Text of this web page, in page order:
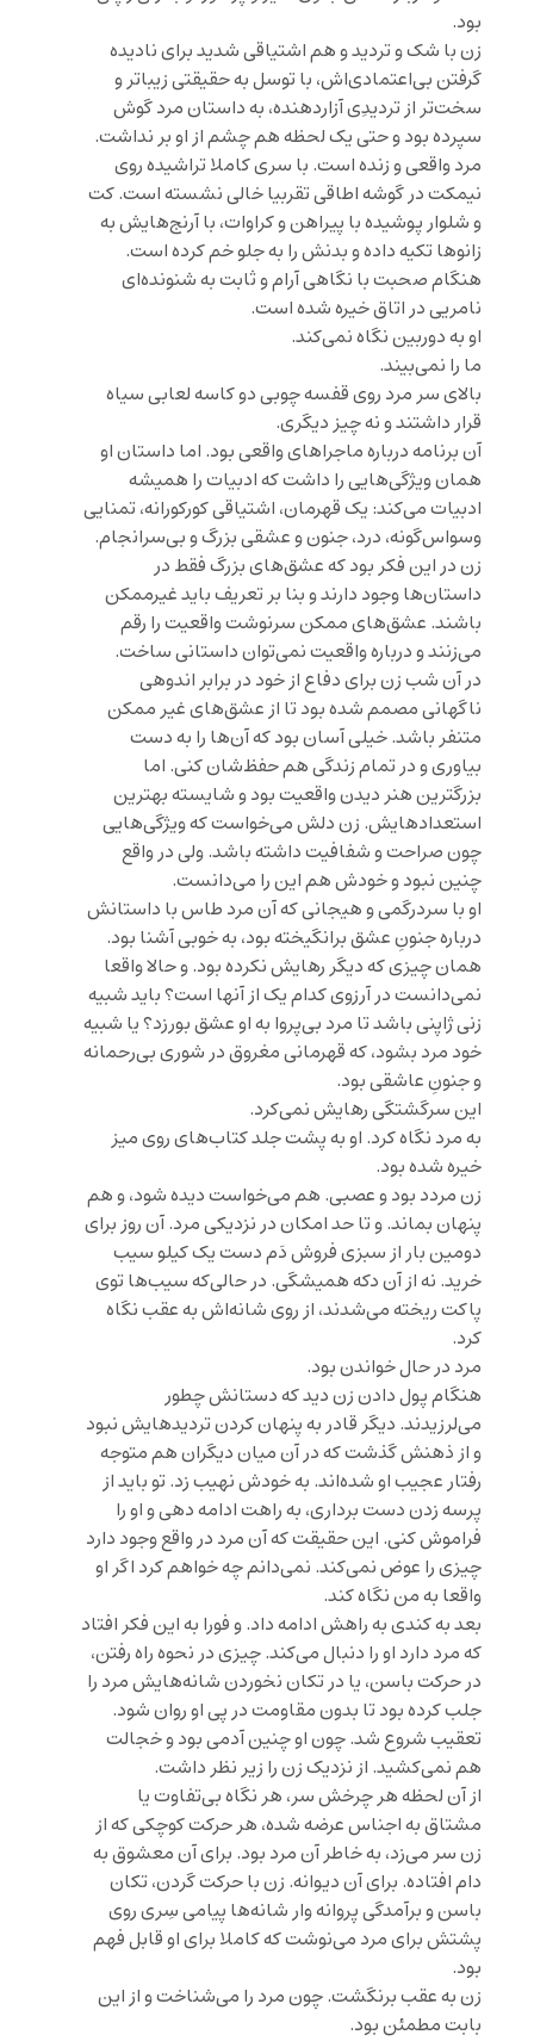
بود.
زن با شک و تردید و هم اشتیاقی شدید برای نادیده
گرفتن بی‌اعتمادی‌اش، با توسل به حقیقتی زیباتر و
سخت‌تر از تردیدِی آزاردهنده، به داستان مرد گوش
سپرده بود و حتی یک لحظه هم چشم از او بر نداشت.
مرد واقعی و زنده است. با سری کاملا تراشیده روی
نیمکت در گوشه اطاقی تقربیا خالی نشسته است. کت
و شلوار پوشیده با پیراهن و کراوات، با آرنج‌هایش به
زانوها تکیه داده و بدنش را به جلو خم کرده است.
هنگام صحبت با نگاهی آرام و ثابت به شنونده‌ای
نامریی در اتاق خیره شده است.
او به دوربین نگاه نمی‌کند.
ما را نمی‌بیند.
بالای سر مرد روی قفسه چوبی دو کاسه لعابی سیاه
قرار داشتند و نه چیز دیگری.
آن برنامه درباره ماجراهای واقعی بود. اما داستان او
همان ویژگی‌هایی را داشت که ادبیات را همیشه
ادبیات می‌کند: یک قهرمان، اشتیاقی کورکورانه، تمنایی
وسواس‌گونه، درد، جنون و عشقی بزرگ و بی‌سرانجام.
زن در این فکر بود که عشق‌های بزرگ فقط در
داستان‌ها وجود دارند و بنا بر تعریف باید غیرممکن
باشند. عشق‌های ممکن سرنوشت واقعیت را رقم
می‌زنند و درباره واقعیت نمی‌توان داستانی ساخت.
در آن شب زن برای دفاع از خود در برابر اندوهی
ناگهانی مصمم شده بود تا از عشق‌های غیر ممکن
متنفر باشد. خیلی آسان بود که آن‌ها را به دست
بیاوری و در تمام زندگی هم حفظ‌شان کنی. اما
بزرگترین هنر دیدن واقعیت بود و شایسته بهترین
استعدادهایش. زن دلش می‌خواست که ویژگی‌هایی
چون صراحت و شفافیت داشته باشد. ولی در واقع
چنین نبود و خودش هم این را می‌دانست.
او با سردرگمی و هیجانی که آن مرد طاس با داستانش
درباره جنونِ عشق برانگیخته بود، به خوبی آشنا بود.
همان چیزی که دیگر رهایش نکرده بود. و حالا واقعا
نمی‌دانست در آرزوی کدام یک از آنها است؟ باید شبیه
زنی ژاپنی باشد تا مرد بی‌پروا به او عشق بورزد؟ یا شبیه
خود مرد بشود، که قهرمانی مغروق در شوری بی‌رحمانه
و جنونِ عاشقی بود.
این سرگشتگی رهایش نمی‌کرد.
به مرد نگاه کرد. او به پشت جلد کتاب‌های روی میز
خیره شده بود.
زن مردد بود و عصبی. هم می‌خواست دیده شود، و هم
پنهان بماند. و تا حد امکان در نزدیکی مرد. آن روز برای
دومین بار از سبزی فروش دَم دست یک کیلو سیب
خرید. نه از آن دکه همیشگی. در حالی‌که سیب‌ها توی
پاکت ریخته می‌شدند، از روی شانه‌اش به عقب نگاه
کرد.
مرد در حال خواندن بود.
هنگام پول دادن زن دید که دستانش چطور
می‌لرزیدند. دیگر قادر به پنهان کردن تردیدهایش نبود
و از ذهنش گذشت که در آن میان دیگران هم متوجه
رفتار عجیب او شده‌اند. به خودش نهیب زد. تو باید از
پرسه زدن دست برداری، به راهت ادامه دهی و او را
فراموش کنی. این حقیقت که آن مرد در واقع وجود دارد
چیزی را عوض نمی‌کند. نمی‌دانم چه خواهم کرد اگر او
واقعا به من نگاه کند.
بعد به کندی به راهش ادامه داد. و فورا به این فکر افتاد
که مرد دارد او را دنبال می‌کند. چیزی در نحوه راه رفتن،
در حرکت باسن، یا در تکان نخوردن شانه‌هایش مرد را
جلب کرده بود تا بدون مقاومت در پی او روان شود.
تعقیب شروع شد. چون او چنین آدمی بود و خجالت
هم نمی‌کشید. از نزدیک زن را زیر نظر داشت.
از آن لحظه هر چرخش سر، هر نگاه بی‌تفاوت یا
مشتاق به اجناس عرضه شده، هر حرکت کوچکی که از
زن سر می‌زد، به خاطر آن مرد بود. برای آن معشوق به
دام افتاده‌. برای آن دیوانه. زن با حرکت گردن، تکان
باسن و برآمدگی پروانه وار شانه‌ها پیامی سِری روی
پشتش برای مرد می‌نوشت که کاملا برای او قابل فهم
بود.
زن به عقب برنگشت. چون مرد را می‌شناخت و از این
بابت مطمئن بود.